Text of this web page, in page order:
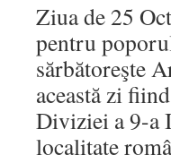
Ziua de 25
pentru
sărbătoreşte
această zi
Diviziei a 9-a
localitate